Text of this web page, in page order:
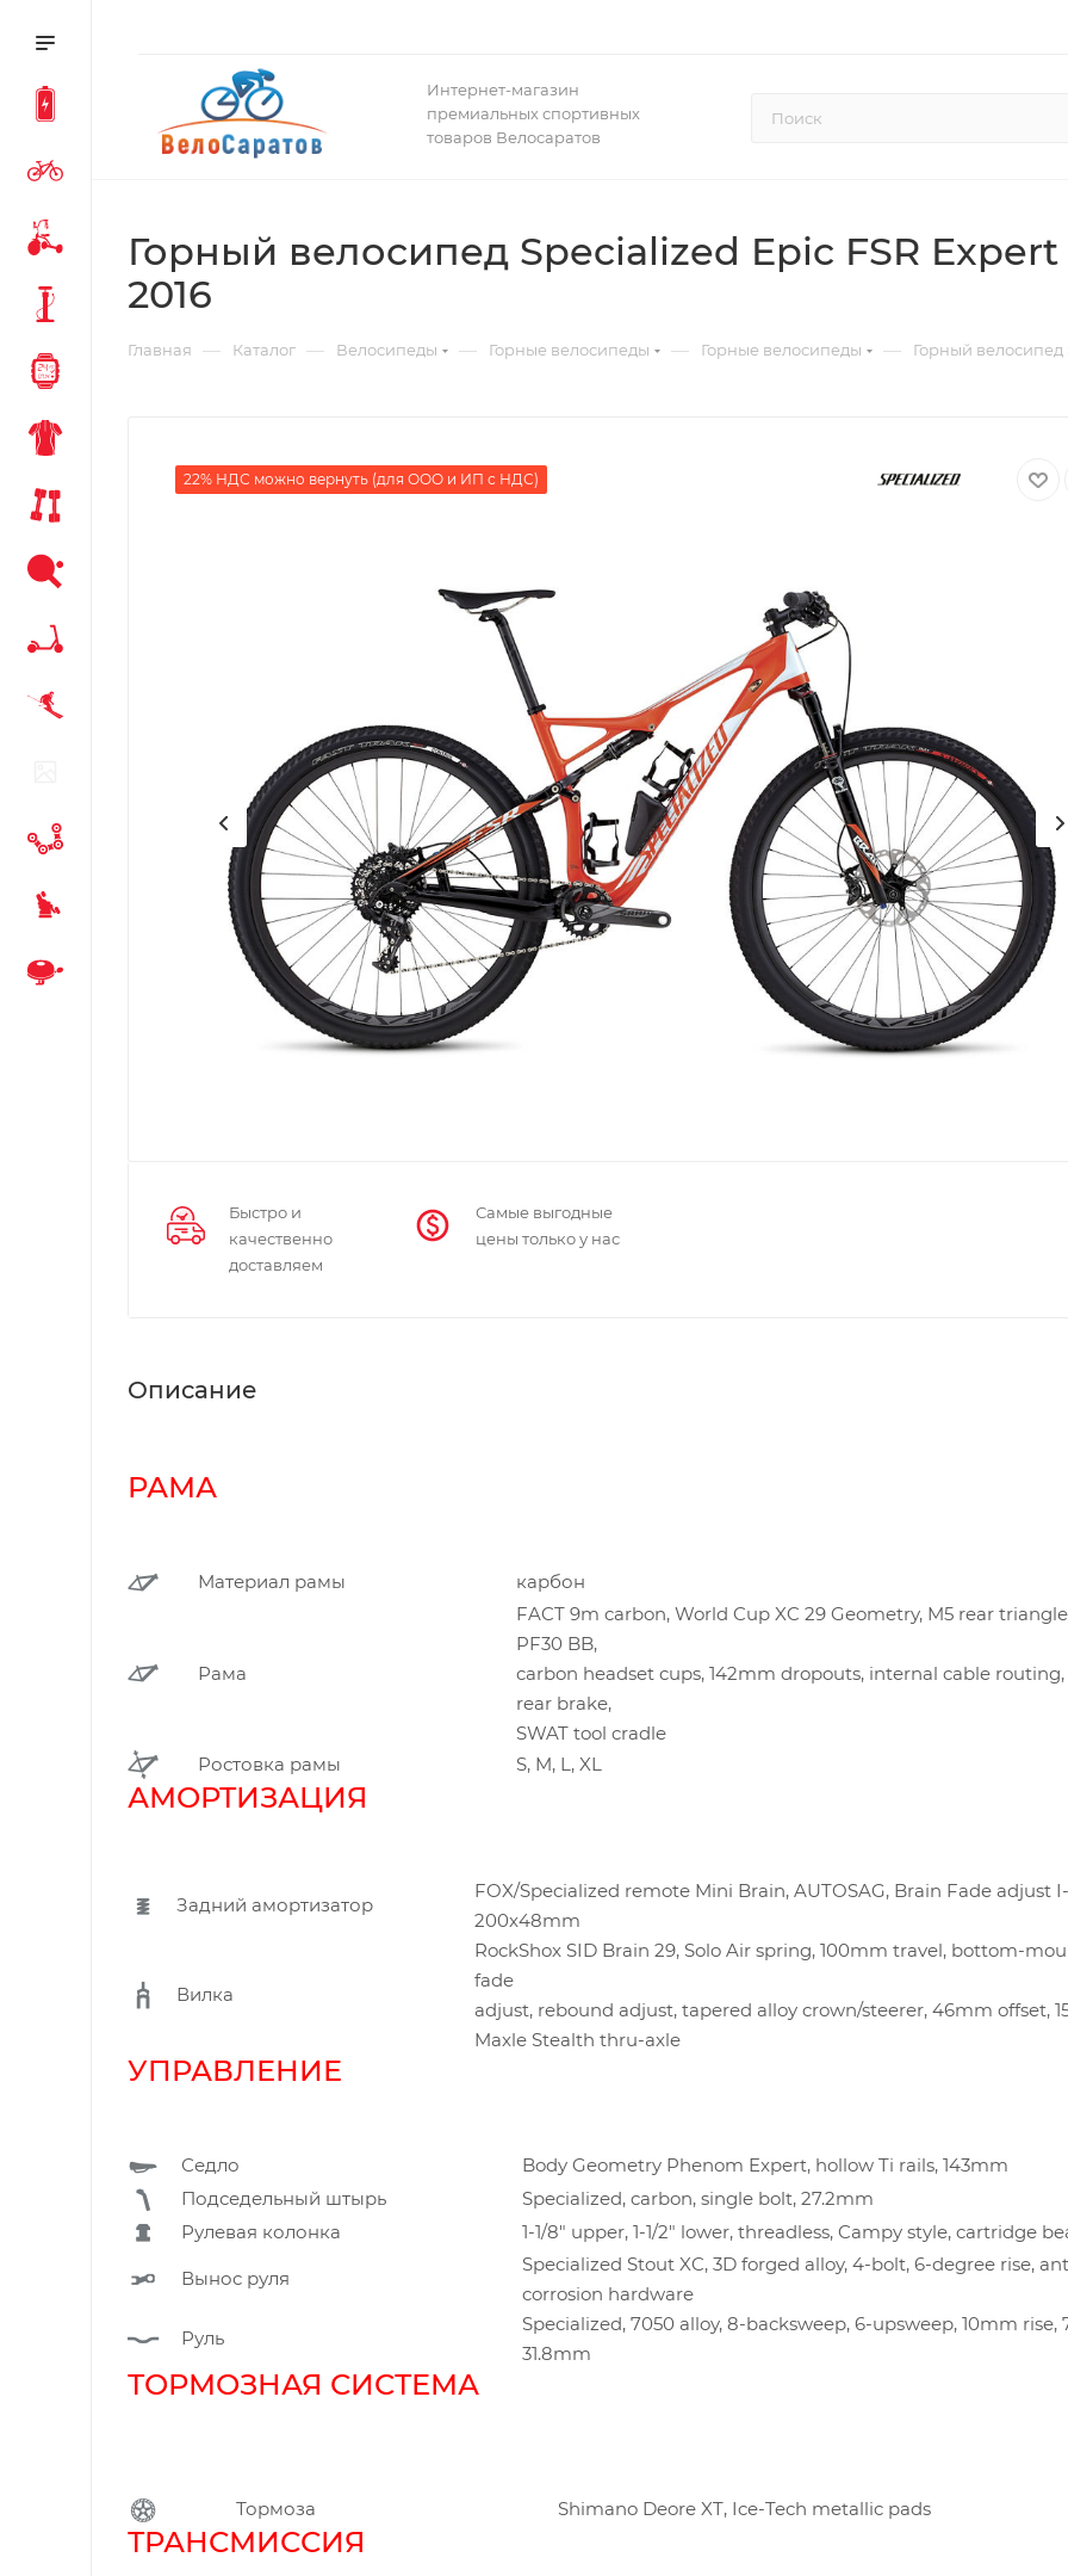
Интернет-магазин
премиальных спортивных
товаров Велосаратов
Горный велосипед Specialized Epic FSR
2016
Главная — Каталог — Велосипеды — Горные велосипеды — Горные велосипеды — Горный велосипед
22% НДС можно вернуть (для ООО и ИП с НДС)
Быстро и
качественно
доставляем
Самые выгодные
цены только у нас
Описание
РАМА
Материал рамы карбон
Рама
FACT 9m carbon, World Cup XC 29 Geometry, M5 rear
PF30 BB,
carbon headset cups, 142mm dropouts, internal cable routing,
rear brake,
SWAT tool cradle
Ростовка рамы
S, M, L, XL
АМОРТИЗАЦИЯ
Задний амортизатор
FOX/Specialized remote Mini Brain, AUTOSAG, Brain Fade adjust
200x48mm
Вилка
RockShox SID Brain 29, Solo Air spring, 100mm travel, bottom-
fade
adjust, rebound adjust, tapered alloy crown/steerer, 46mm offset,
Maxle Stealth thru-axle
УПРАВЛЕНИЕ
Седло
Body Geometry Phenom Expert, hollow Ti rails, 143mm
Подседельный штырь
Specialized, carbon, single bolt, 27.2mm
Рулевая колонка
1-1/8" upper, 1-1/2" lower, threadless, Campy style, cartridge
Вынос руля
Specialized Stout XC, 3D forged alloy, 4-bolt, 6-degree rise,
corrosion hardware
Руль
Specialized, 7050 alloy, 8-backsweep, 6-upsweep, 10mm rise,
31.8mm
ТОРМОЗНАЯ СИСТЕМА
Тормоза Shimano Deore XT, Ice-Tech metallic pads
ТРАНСМИССИЯ